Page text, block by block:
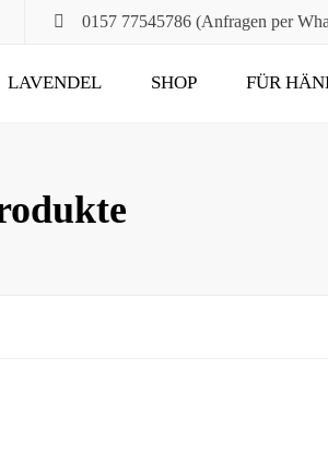
0157 77545786 (Anfragen per
LAVENDEL
MUND, HALS
SHOP FÜR